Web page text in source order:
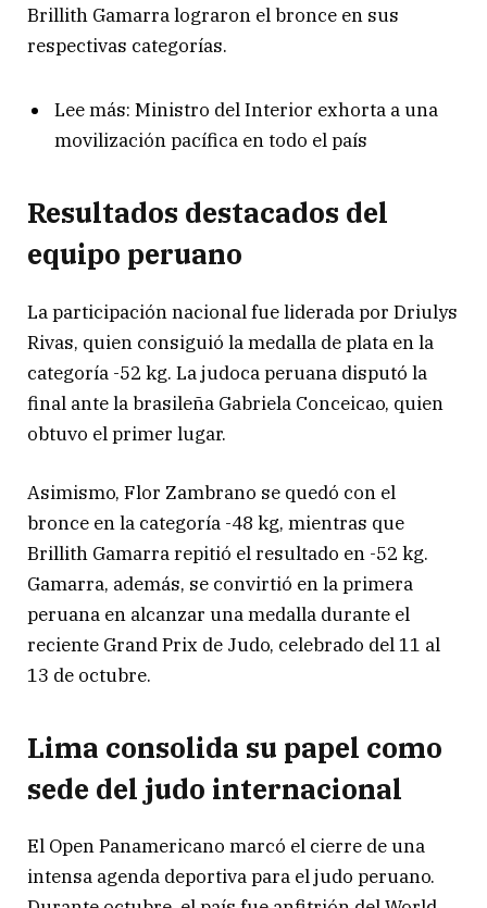
Brillith Gamarra lograron el bronce en sus
respectivas categorías.
Lee más: Ministro del Interior exhorta a una
movilización pacífica en todo el país
Resultados destacados del
equipo peruano
La participación nacional fue liderada por Driulys
Rivas, quien consiguió la medalla de plata en la
categoría -52 kg. La judoca peruana disputó la
final ante la brasileña Gabriela Conceicao, quien
obtuvo el primer lugar.
Asimismo, Flor Zambrano se quedó con el
bronce en la categoría -48 kg, mientras que
Brillith Gamarra repitió el resultado en -52 kg.
Gamarra, además, se convirtió en la primera
peruana en alcanzar una medalla durante el
reciente Grand Prix de Judo, celebrado del 11 al
13 de octubre.
Lima consolida su papel como
sede del judo internacional
El Open Panamericano marcó el cierre de una
intensa agenda deportiva para el judo peruano.